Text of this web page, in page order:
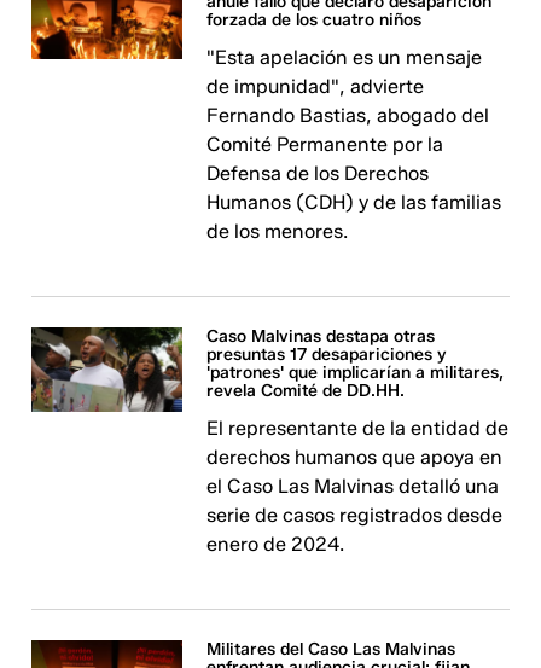
forzada de los cuatro niños
"Esta apelación es un mensaje
de impunidad", advierte
Fernando Bastias, abogado del
Comité Permanente por la
Defensa de los Derechos
Humanos (CDH) y de las familias
de los menores.
Caso Malvinas destapa otras
presuntas 17 desapariciones y
'patrones' que implicarían a militares,
revela Comité de DD.HH.
El representante de la entidad de
derechos humanos que apoya en
el Caso Las Malvinas detalló una
serie de casos registrados desde
enero de 2024.
Militares del Caso Las Malvinas